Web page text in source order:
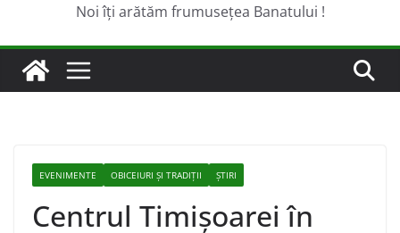
Noi îţi arătăm frumuseţea Banatului !
EVENIMENTE OBICEIURI ȘI TRADIȚII ȘTIRI
Centrul Timișoarei în